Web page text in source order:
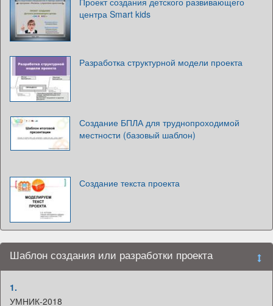
центра Smart kids
Разработка структурной модели проекта
Создание БПЛА для труднопроходимой
местности (базовый шаблон)
Создание текста проекта
Шаблон создания или разработки проекта
1.
УМНИК-2018